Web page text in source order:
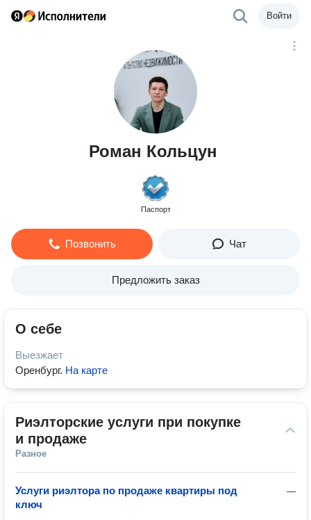
Войти
Роман Кольцун
Паспорт
Позвонить Чат
Предложить заказ
О себе
Выезжает
Оренбург. На карте
Риэлторские услуги при покупке
и продаже
Разное
—
Услуги риэлтора по продаже квартиры под
ключ